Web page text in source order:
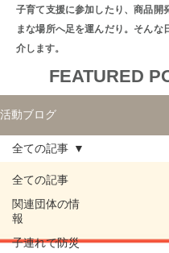
子育て支援に参加したり、商品開
まな場所へ足を運んだり。そんな
介します。
FEATURED
活動ブログ
全ての記事
関連団体の情
報
子連れで防災
全ての記事